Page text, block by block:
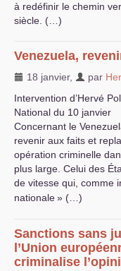
à redéfinir le chemin
siècle. (…)
Venezuela,
18 janvier, par
Intervention d’Hervé
National du 10 janvier
Concernant le
revenir aux faits et
opération criminelle
plus large. Celui des
de vitesse qui, comme
nationale» (…)
Sanctions sans
l’Union
criminalise